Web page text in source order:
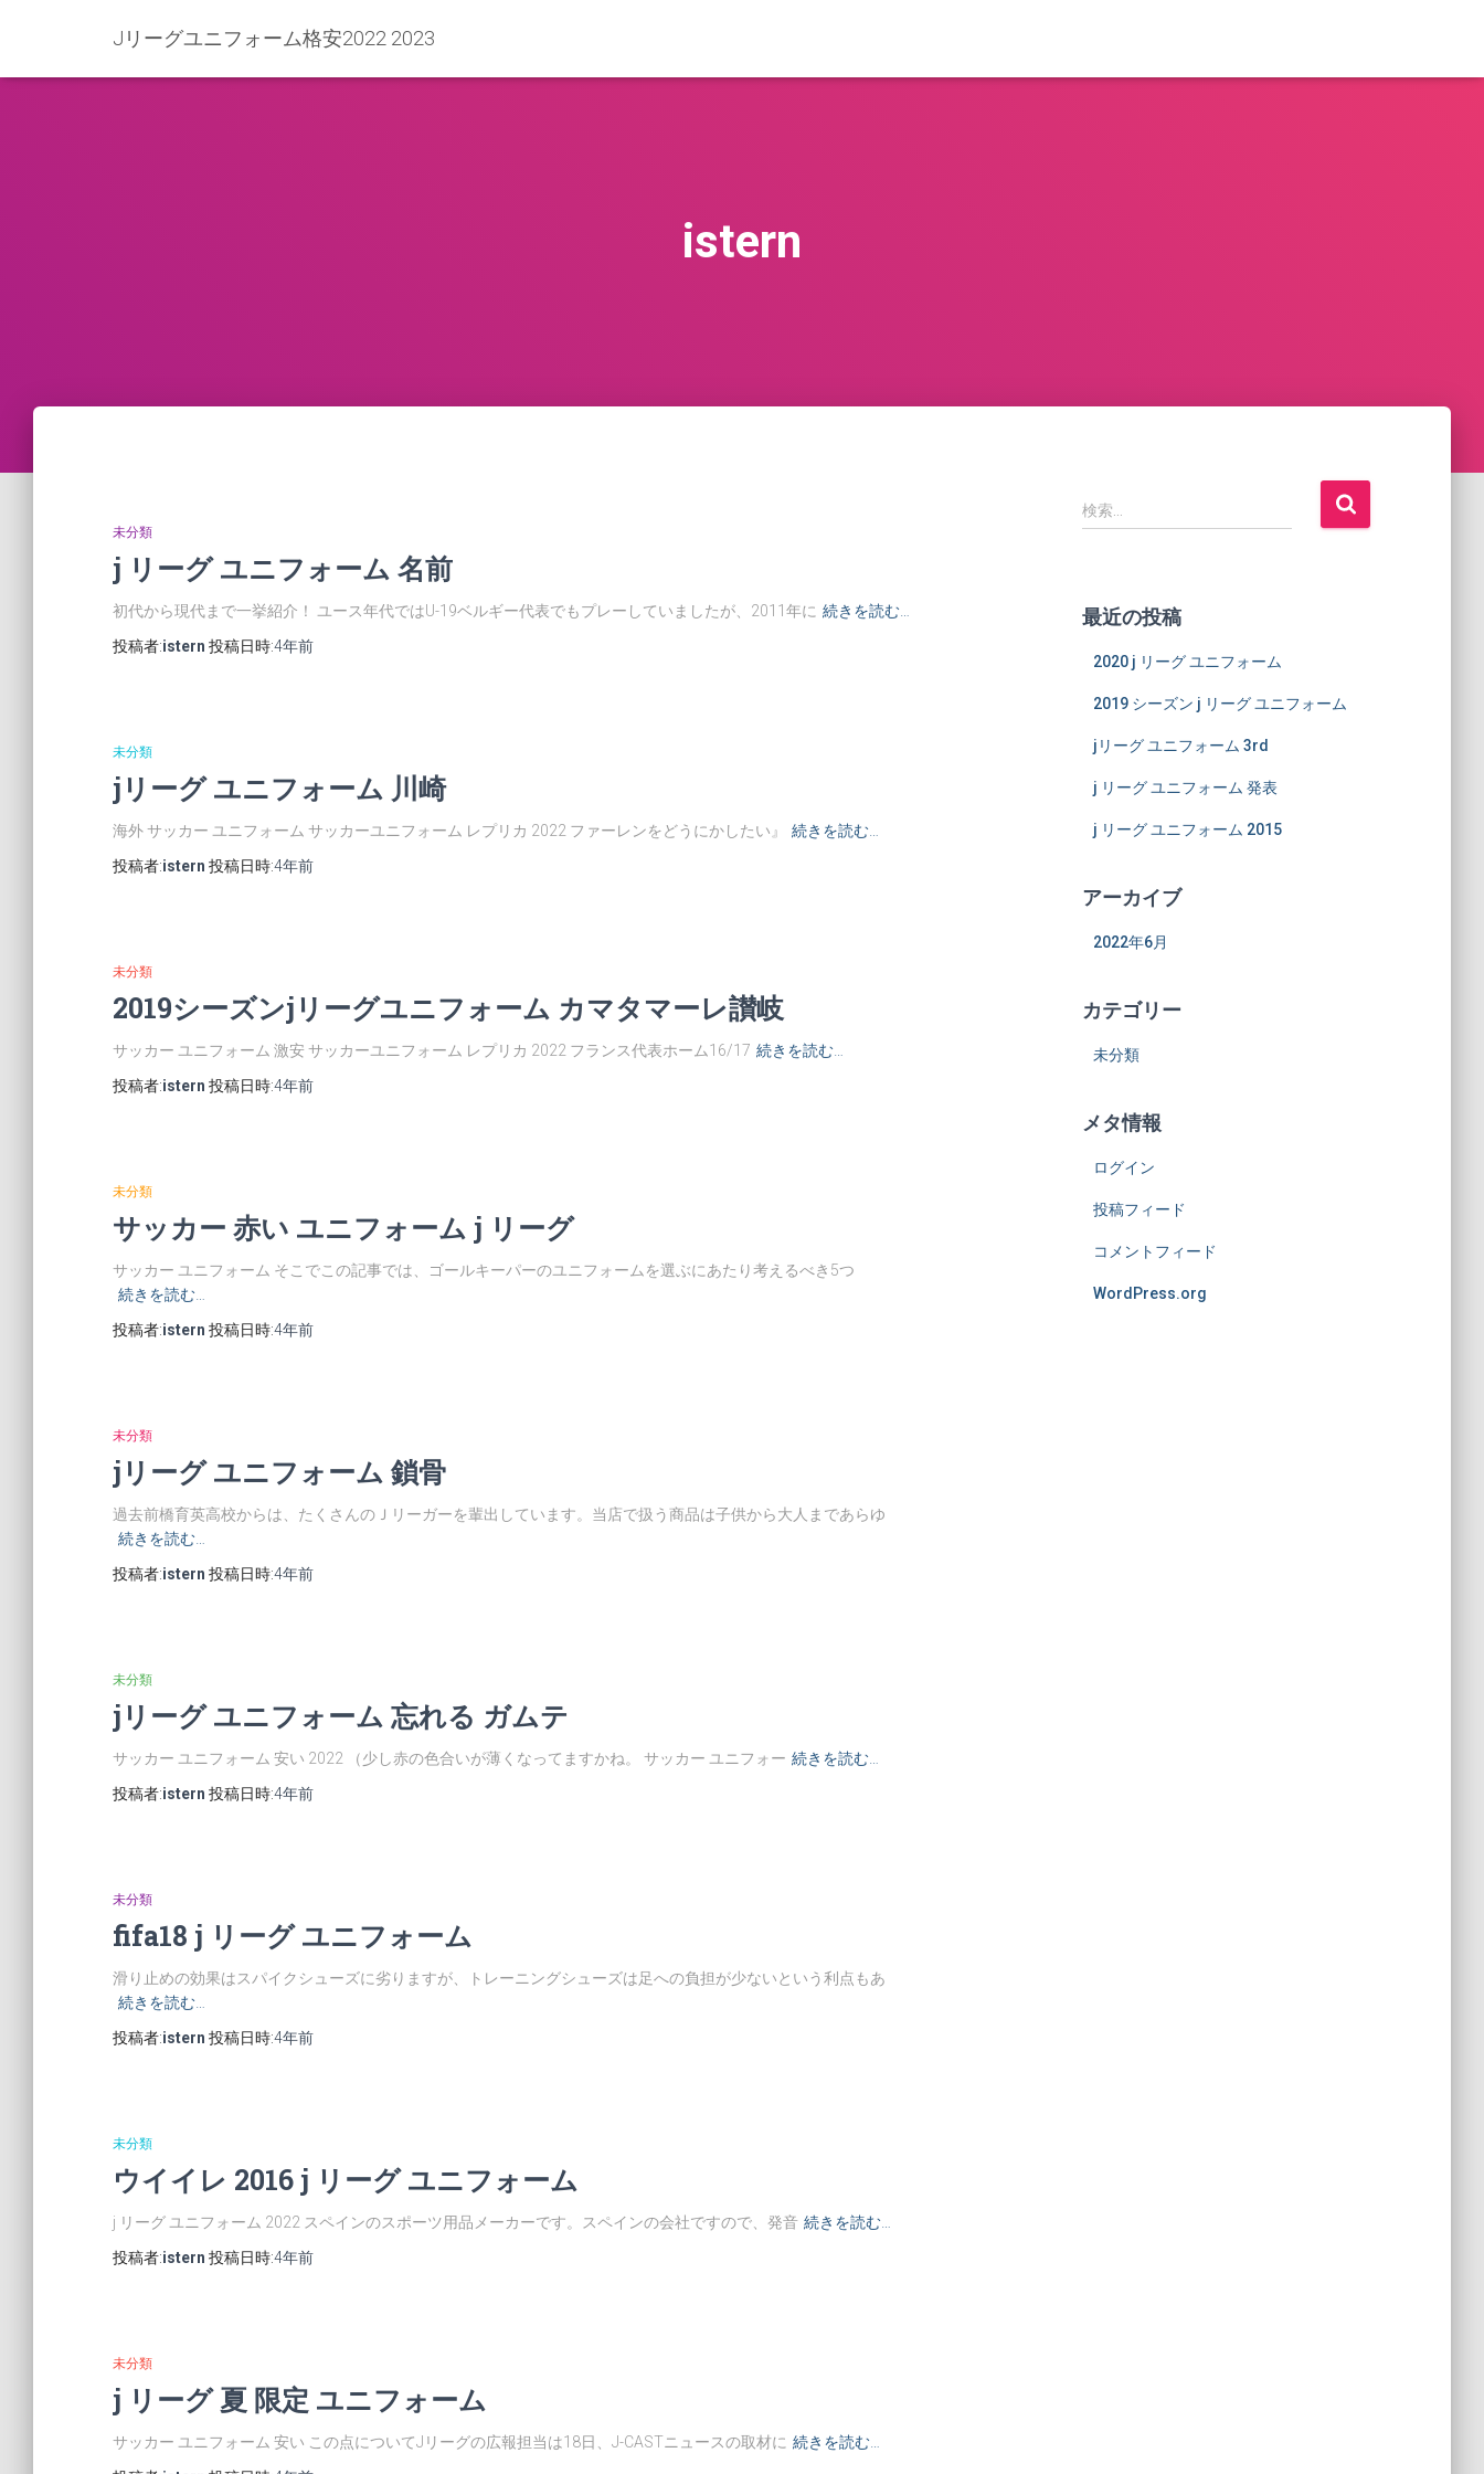
Jリーグユニフォーム格安2022 2023
istern
未分類
j リーグ ユニフォーム 名前
初代から現代まで一挙紹介！ ユース年代ではU-19ベルギー代表でもプレーしていましたが、2011年に 続きを読む…
投稿者:istern 投稿日時:4年前
未分類
jリーグ ユニフォーム 川崎
海外 サッカー ユニフォーム サッカーユニフォーム レプリカ 2022 ファーレンをどうにかしたい』
続きを読む…
投稿者:istern 投稿日時:4年前
未分類
2019シーズンjリーグユニフォーム カマタマーレ讃岐
サッカー ユニフォーム 激安 サッカーユニフォーム レプリカ 2022 フランス代表ホーム16/17 続きを読む…
投稿者:istern 投稿日時:4年前
未分類
サッカー 赤い ユニフォーム j リーグ
サッカー ユニフォーム そこでこの記事では、ゴールキーパーのユニフォームを選ぶにあたり考えるべき5つ
続きを読む…
投稿者:istern 投稿日時:4年前
未分類
jリーグ ユニフォーム 鎖骨
過去前橋育英高校からは、たくさんのＪリーガーを輩出しています。当店で扱う商品は子供から大人まであらゆ
続きを読む…
投稿者:istern 投稿日時:4年前
未分類
jリーグ ユニフォーム 忘れる ガムテ
サッカー ユニフォーム 安い 2022 （少し赤の色合いが薄くなってますかね。 サッカー ユニフォー 続きを読む…
投稿者:istern 投稿日時:4年前
未分類
fifa18 j リーグ ユニフォーム
滑り止めの効果はスパイクシューズに劣りますが、トレーニングシューズは足への負担が少ないという利点もあ
続きを読む…
投稿者:istern 投稿日時:4年前
未分類
ウイイレ 2016 j リーグ ユニフォーム
j リーグ ユニフォーム 2022 スペインのスポーツ用品メーカーです。スペインの会社ですので、発音 続きを読む…
投稿者:istern 投稿日時:4年前
未分類
j リーグ 夏 限定 ユニフォーム
サッカー ユニフォーム 安い この点についてJリーグの広報担当は18日、J-CASTニュースの取材に 続きを読む…
検
索
検索…
最近の投稿
2020 j リーグ ユニフォーム
2019 シーズン j リーグ ユニフォーム
jリーグ ユニフォーム 3rd
j リーグ ユニフォーム 発表
j リーグ ユニフォーム 2015
アーカイブ
2022年6月
カテゴリー
未分類
メタ情報
ログイン
投稿フィード
コメントフィード
WordPress.org